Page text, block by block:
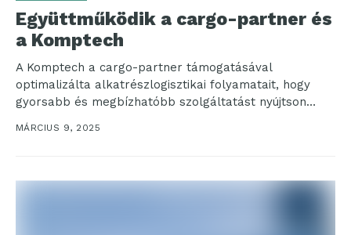
Együttműködik a cargo-partner és
a Komptech
A Komptech a cargo-partner támogatásával
optimalizálta alkatrészlogisztikai folyamatait, hogy
gyorsabb és megbízhatóbb szolgáltatást nyújtson
nemzetközi ügyfeleinek. A Graz közelében található
„iLogistics” központ révén...
MÁRCIUS 9, 2025